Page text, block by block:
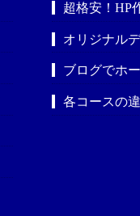
超格安！HP
オリジナル
ブログでホ
各コースの